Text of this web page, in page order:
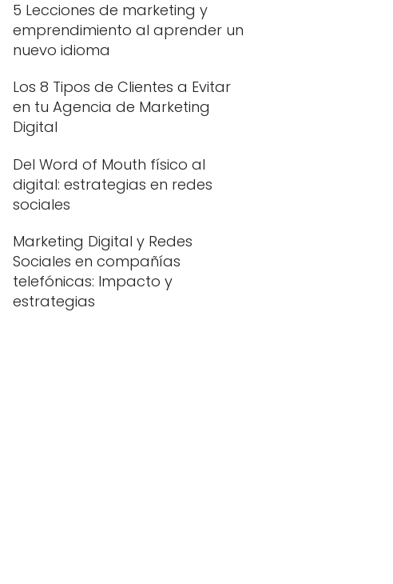
5 Lecciones de marketing y
emprendimiento al aprender un
nuevo idioma
Los 8 Tipos de Clientes a Evitar
en tu Agencia de Marketing
Digital
Del Word of Mouth físico al
digital: estrategias en redes
sociales
Marketing Digital y Redes
Sociales en compañías
telefónicas: Impacto y
estrategias